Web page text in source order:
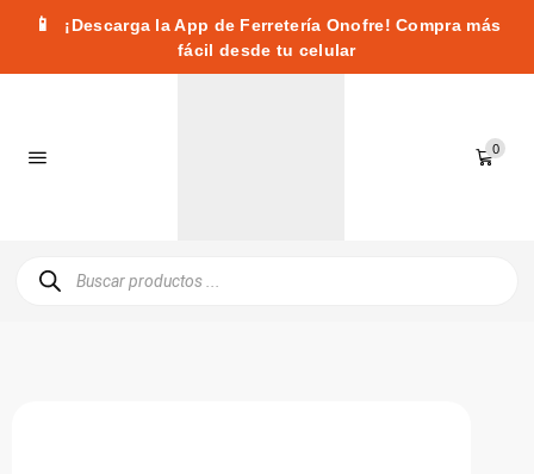
📱
¡Descarga la App de Ferretería Onofre! Compra más
fácil desde tu celular
0